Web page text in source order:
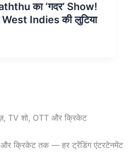
का ‘गदर’ Show!
West Indies की लुटिया
TV शो, OTT और क्रिकेट
और क्रिकेट तक — हर ट्रेंडिंग एंटरटेनमेंट